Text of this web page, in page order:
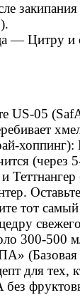
— Цитру и
US-05
хоппинг):
(через
тот
300-500
(Базовая
для тех,
без